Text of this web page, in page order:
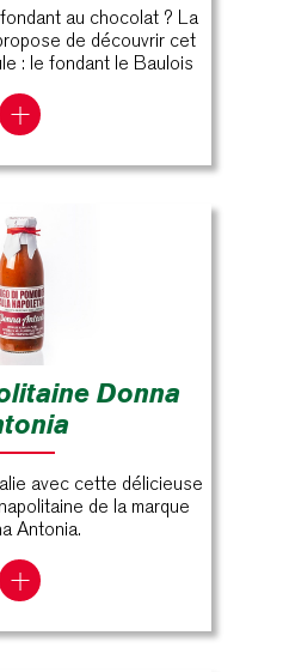
au chocolat ? La
de découvrir cet
: le fondant le Baulois
Donna
avec cette délicieuse
de la marque
Antonia.